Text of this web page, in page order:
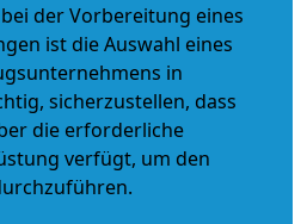
der Vorbereitung eines
ist die Auswahl eines
in
sicherzustellen, dass
die erforderliche
verfügt, um den